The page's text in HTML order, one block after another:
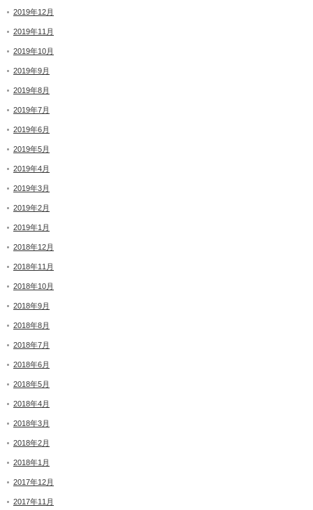
2019年12月
2019年11月
2019年10月
2019年9月
2019年8月
2019年7月
2019年6月
2019年5月
2019年4月
2019年3月
2019年2月
2019年1月
2018年12月
2018年11月
2018年10月
2018年9月
2018年8月
2018年7月
2018年6月
2018年5月
2018年4月
2018年3月
2018年2月
2018年1月
2017年12月
2017年11月